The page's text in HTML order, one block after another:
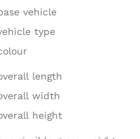
vehicle
type
length
width
height